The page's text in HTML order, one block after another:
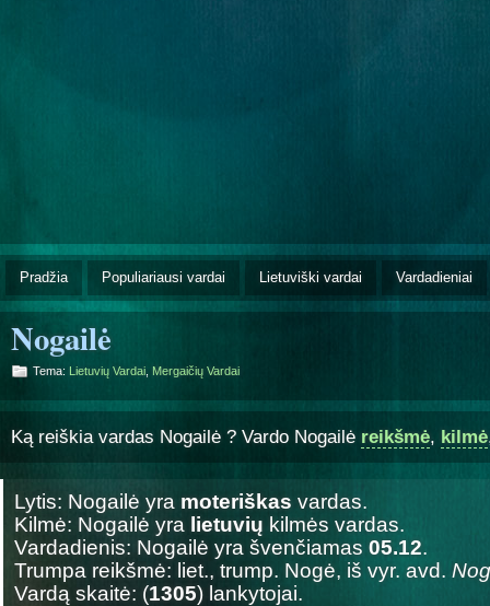
Pradžia Populiariausi vardai Lietuviški vardai Vardadieniai
Nogailė
Tema: Lietuvių Vardai Mergaičių Vardai
Ką reiškia vardas Nogailė ? Vardo Nogailė reikšmė, kilmė
Lytis: Nogailė yra moteriškas vardas.
Kilmė: Nogailė yra lietuvių kilmės vardas.
Vardadienis: Nogailė yra švenčiamas 05.12.
Trumpa reikšmė: liet., trump. Nogė, iš vyr. avd.
Vardą skaitė: (1305) lankytojai.